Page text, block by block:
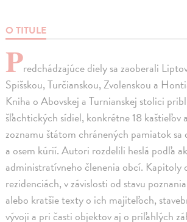
O TITULE
Predchádzajúce diely sa zaoberali
Spišskou, Turčianskou, Zvolenskou a
Kniha o Abovskej a Turnianskej stolici
šľachtických sídiel, konkrétne 18 kaštieľov
zoznamu štátom chránených pamiatok sa
a osem kúrií. Autori rozdelili heslá podľa
administratívneho členenia obcí. Kapitoly
rezidenciách, v závislosti od stavu
alebo kratšie texty o ich majiteľoch,
vývoji a pri časti objektov aj o priľahlých